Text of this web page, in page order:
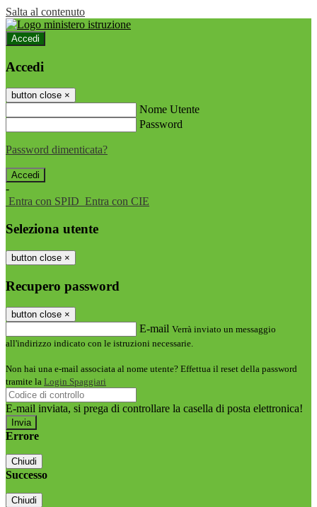
Salta al contenuto
Accedi
Accedi
button close ×
Nome Utente
Password
Password dimenticata?
-
Entra con SPID Entra con CIE
Seleziona utente
button close ×
Recupero password
button close ×
E-mail Verrà inviato un messaggio
all'indirizzo indicato con le istruzioni necessarie.
Non hai una e-mail associata al nome utente? Effettua il reset della password
tramite la Login Spaggiari
E-mail inviata, si prega di controllare la casella di posta elettronica!
Errore
Chiudi
Successo
Chiudi